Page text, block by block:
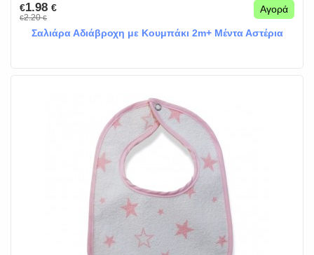
€1.98 €
€2.20€
Αγορά
Σαλιάρα Αδιάβροχη με Κουμπάκι 2m+ Μέντα Αστέρια